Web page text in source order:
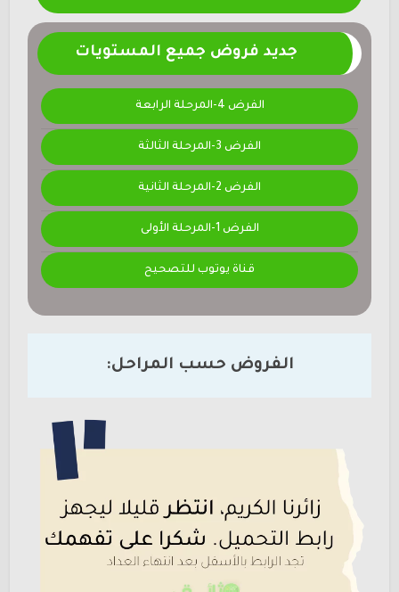
جديد فروض جميع المستويات
الفرض 4-المرحلة الرابعة
الفرض 3-المرحلة الثالثة
الفرض 2-المرحلة الثانية
الفرض 1-المرحلة الأولى
قناة يوتوب للتصحيح
الفروض حسب المراحل: